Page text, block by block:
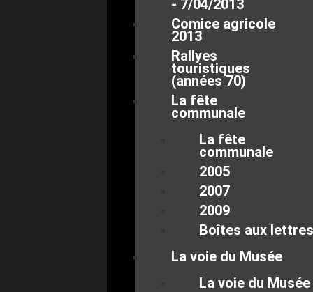
- 7/04/2013
Comice agricole
2013
Rallyes
touristiques
(années 70)
La fête
communale
La fête
communale
2005
2007
2009
Boîtes aux lettres
La voie du Musée
La voie du Musée